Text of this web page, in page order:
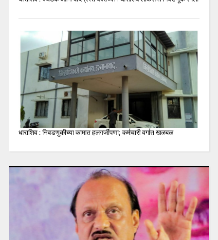
धाराशिव : निवडणुकीच्या कामात हलगर्जीपणा; कर्मचारी वर्गात खळबळ